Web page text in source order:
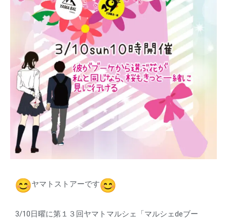
ヤマトストアーです
3/10日曜に第１３回ヤマトマルシェ「マルシェdeブー